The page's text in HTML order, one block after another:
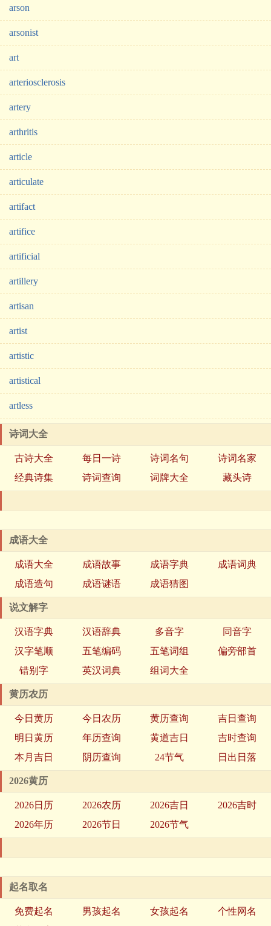
arson
arsonist
art
arteriosclerosis
artery
arthritis
article
articulate
artifact
artifice
artificial
artillery
artisan
artist
artistic
artistical
artless
诗词大全
古诗大全 每日一诗 诗词名句
诗词名家
经典诗集
诗词查询 词牌大全 藏头诗
成语大全
成语大全 成语故事 成语字典
成语词典
成语造句
成语谜语 成语猜图
说文解字
汉语字典 汉语辞典 多音字
同音字
汉字笔顺
五笔编码 五笔词组
偏旁部首
错别字
英汉词典 组词大全
黄历农历
今日黄历 今日农历 黄历查询
吉日查询
明日黄历
年历查询 黄道吉日
吉时查询
本月吉日
阴历查询 24节气 日出日落
2026黄历
2026日历 2026农历 2026吉日
2026吉时
2026年历
2026节日 2026节气
起名取名
免费起名 男孩起名 女孩起名
个性网名